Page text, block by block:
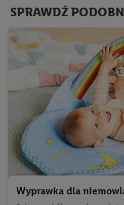
SPRAWDŹ
Wyprawka dla